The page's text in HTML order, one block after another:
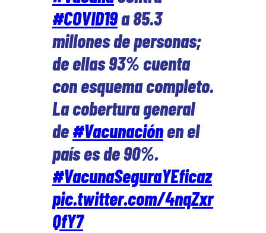
#COVID19a 85.3
millones de personas;
de ellas 93% cuenta
con esquema completo.
La cobertura general
de#Vacunaciónen el
país es de 90%.
#VacunaSeguraYEficaz
pic.twitter.com/4nqZxr
QfY7